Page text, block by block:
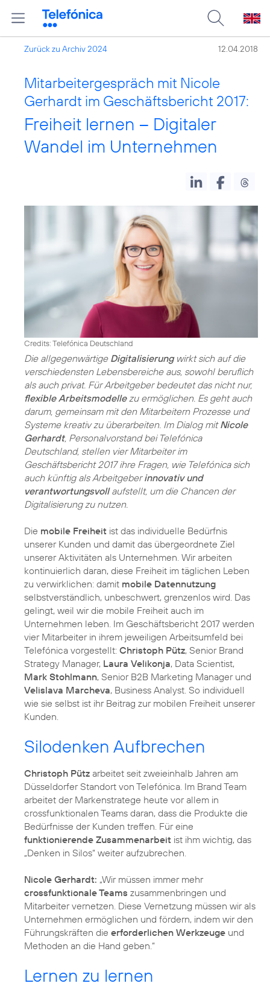
Zurück zu Archiv 2024 12.04.2018
Mitarbeitergespräch mit Nicole
Gerhardt im Geschäftsbericht 2017:
Freiheit lernen – Digitaler
Wandel im Unternehmen
Credits: Telefónica Deutschland
Die allgegenwärtige Digitalisierungwirkt sich auf die
verschiedensten Lebensbereiche aus, sowohl beruflich
als auch privat. Für Arbeitgeber bedeutet das nicht nur,
flexible Arbeitsmodellezu ermöglichen. Es geht auch
darum, gemeinsam mit den Mitarbeitern Prozesse und
Systeme kreativ zu überarbeiten. Im Dialog mitNicole
Gerhardt, Personalvorstand bei Telefónica
Deutschland, stellen vier Mitarbeiter im
Geschäftsbericht 2017 ihre Fragen, wie Telefónica sich
auch künftig als Arbeitgeberinnovativ und
verantwortungsvollaufstellt, um die Chancen der
Digitalisierung zu nutzen.
Die mobile Freiheit ist das individuelle Bedürfnis
unserer Kunden und damit das übergeordnete Ziel
unserer Aktivitäten als Unternehmen. Wir arbeiten
kontinuierlich daran, diese Freiheit im täglichen Leben
zu verwirklichen: damit mobile Datennutzung
selbstverständlich, unbeschwert, grenzenlos wird. Das
gelingt, weil wir die mobile Freiheit auch im
Unternehmen leben. Im Geschäftsbericht 2017 werden
vier Mitarbeiter in ihrem jeweiligen Arbeitsumfeld bei
Telefónica vorgestellt: Christoph Pütz, Senior Brand
Strategy Manager, Laura Velikonja, Data Scientist,
Mark Stohlmann, Senior B2B Marketing Manager und
Velislava Marcheva, Business Analyst. So individuell
wie sie selbst ist ihr Beitrag zur mobilen Freiheit unserer
Kunden.
Silodenken Aufbrechen
Christoph Pütz arbeitet seit zweieinhalb Jahren am
Düsseldorfer Standort von Telefónica. Im Brand Team
arbeitet der Markenstratege heute vor allem in
crossfunktionalen Teams daran, dass die Produkte die
Bedürfnisse der Kunden treffen. Für eine
funktionierende Zusammenarbeit ist ihm wichtig, das
„Denken in Silos“ weiter aufzubrechen.
Nicole Gerhardt: „Wir müssen immer mehr
crossfunktionale Teams zusammenbringen und
Mitarbeiter vernetzen. Diese Vernetzung müssen wir als
Unternehmen ermöglichen und fördern, indem wir den
Führungskräften die erforderlichen Werkzeuge und
Methoden an die Hand geben.“
Lernen zu lernen